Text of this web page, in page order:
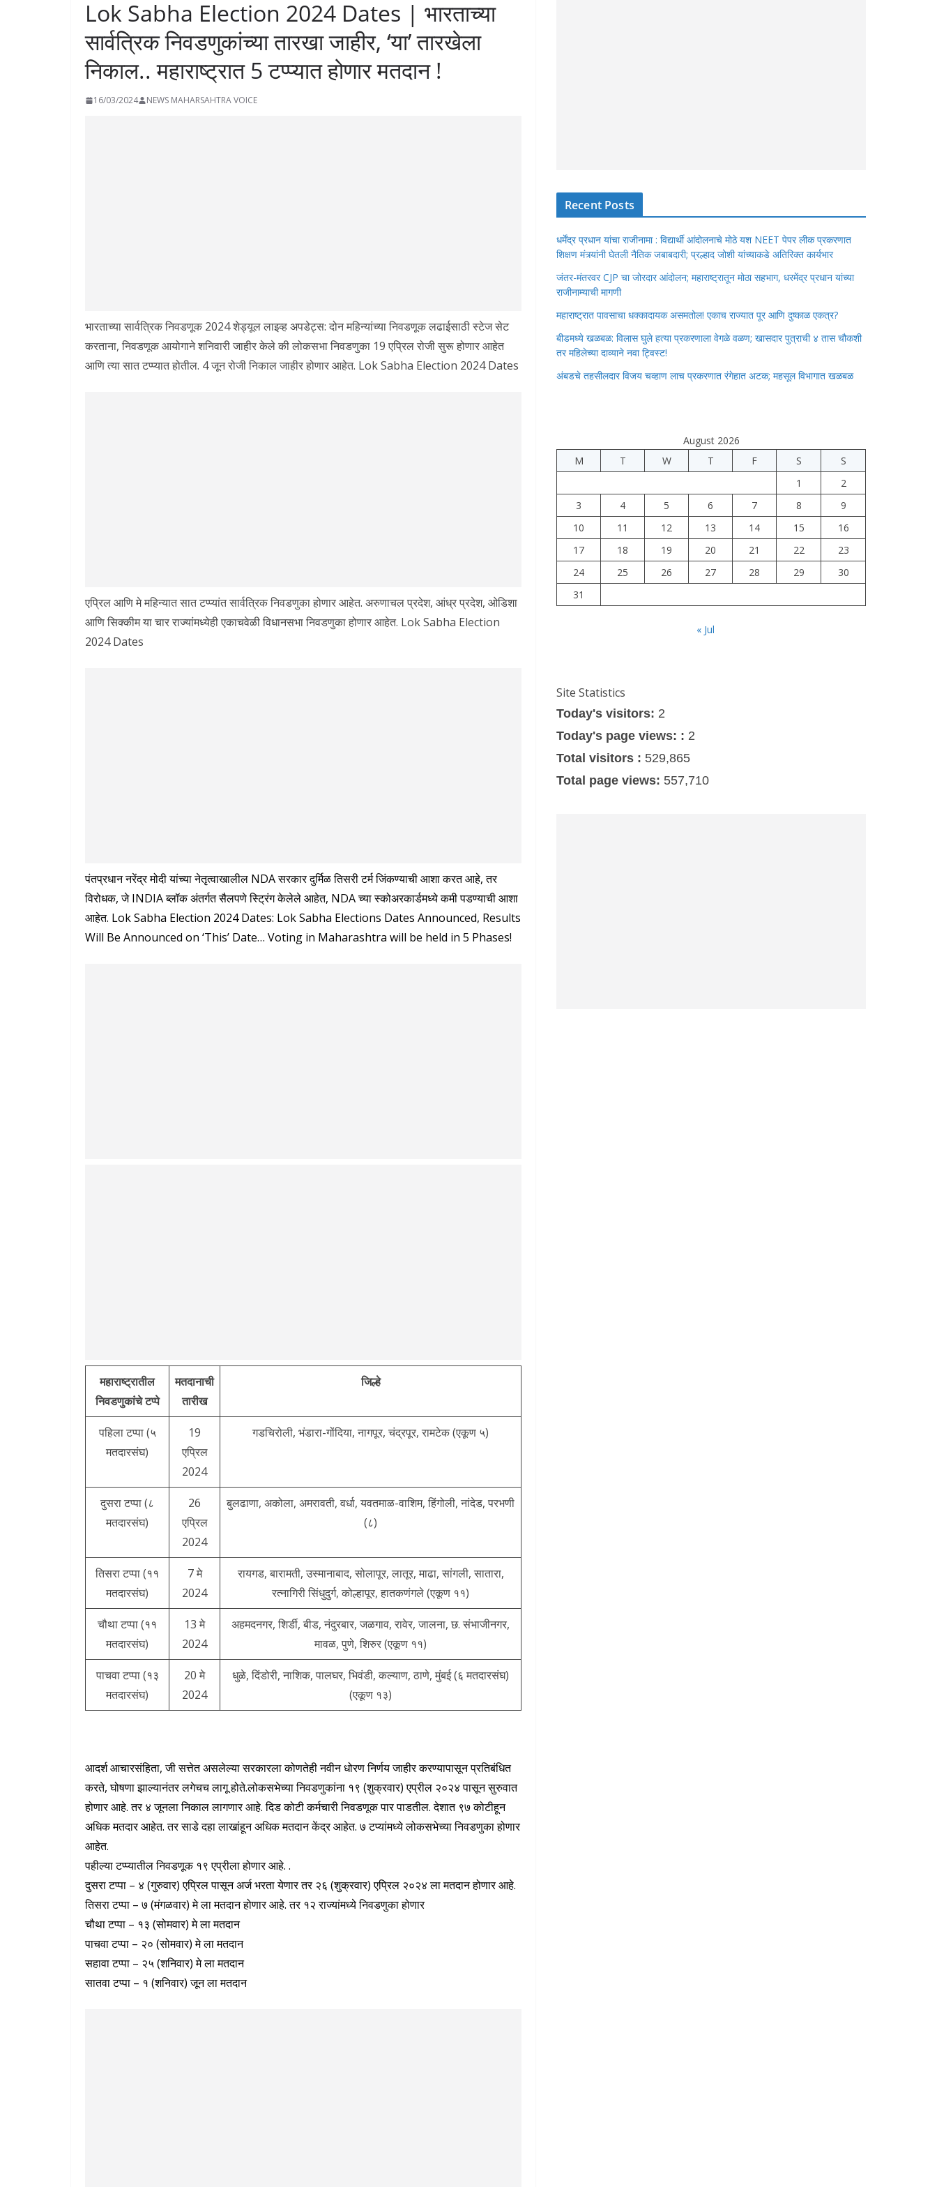
Lok Sabha Election 2024 Dates | भारताच्या
सार्वत्रिक निवडणुकांच्या तारखा जाहीर, ‘या’ तारखेला
निकाल.. महाराष्ट्रात 5 टप्प्यात होणार मतदान !
16/03/2024 NEWS MAHARSAHTRA VOICE
भारताच्या सार्वत्रिक निवडणूक 2024 शेड्यूल लाइव्ह अपडेट्स: दोन महिन्यांच्या निवडणूक लढाईसाठी स्टेज सेट
करताना, निवडणूक आयोगाने शनिवारी जाहीर केले की लोकसभा निवडणुका 19 एप्रिल रोजी सुरू होणार आहेत
आणि त्या सात टप्प्यात होतील. 4 जून रोजी निकाल जाहीर होणार आहेत. Lok Sabha Election 2024 Dates
एप्रिल आणि मे महिन्यात सात टप्प्यांत सार्वत्रिक निवडणुका होणार आहेत. अरुणाचल प्रदेश, आंध्र प्रदेश, ओडिशा
आणि सिक्कीम या चार राज्यांमध्येही एकाचवेळी विधानसभा निवडणुका होणार आहेत. Lok Sabha Election
2024 Dates
पंतप्रधान नरेंद्र मोदी यांच्या नेतृत्वाखालील NDA सरकार दुर्मिळ तिसरी टर्म जिंकण्याची आशा करत आहे, तर
विरोधक, जे INDIA ब्लॉक अंतर्गत सैलपणे स्ट्रिंग केलेले आहेत, NDA च्या स्कोअरकार्डमध्ये कमी पडण्याची आशा
आहेत. Lok Sabha Election 2024 Dates: Lok Sabha Elections Dates Announced, Results
Will Be Announced on ‘This’ Date… Voting in Maharashtra will be held in 5 Phases!
महाराष्ट्रातील
निवडणुकांचे टप्पे
मतदानाची
तारीख
जिल्हे
पहिला टप्पा (५
मतदारसंघ)
19
एप्रिल
2024
गडचिरोली, भंडारा-गोंदिया, नागपूर, चंद्रपूर, रामटेक (एकूण ५)
दुसरा टप्पा (८
मतदारसंघ)
26
एप्रिल
2024
बुलढाणा, अकोला, अमरावती, वर्धा, यवतमाळ-वाशिम, हिंगोली, नांदेड, परभणी
(८)
तिसरा टप्पा (११
मतदारसंघ)
7 मे
2024
रायगड, बारामती, उस्मानाबाद, सोलापूर, लातूर, माढा, सांगली, सातारा,
रत्नागिरी सिंधुदुर्ग, कोल्हापूर, हातकणंगले (एकूण ११)
चौथा टप्पा (११
मतदारसंघ)
13 मे
2024
अहमदनगर, शिर्डी, बीड, नंदुरबार, जळगाव, रावेर, जालना, छ. संभाजीनगर,
मावळ, पुणे, शिरुर (एकूण ११)
पाचवा टप्पा (१३
मतदारसंघ)
20 मे
2024
धुळे, दिंडोरी, नाशिक, पालघर, भिवंडी, कल्याण, ठाणे, मुंबई (६ मतदारसंघ)
(एकूण १३)
आदर्श आचारसंहिता, जी सत्तेत असलेल्या सरकारला कोणतेही नवीन धोरण निर्णय जाहीर करण्यापासून प्रतिबंधित
करते, घोषणा झाल्यानंतर लगेचच लागू होते.लोकसभेच्या निवडणुकांना १९ (शुक्रवार) एप्रील २०२४ पासून सुरुवात
होणार आहे. तर ४ जूनला निकाल लागणार आहे. दिड कोटी कर्मचारी निवडणूक पार पाडतील. देशात ९७ कोटीहून
अधिक मतदार आहेत. तर साडे दहा लाखांहून अधिक मतदान केंद्र आहेत. ७ टप्यांमध्ये लोकसभेच्या निवडणुका होणार
आहेत.
पहील्या टप्प्यातील निवडणूक १९ एप्रीला होणार आहे. .
दुसरा टप्पा – ४ (गुरुवार) एप्रिल पासून अर्ज भरता येणार तर २६ (शुक्रवार) एप्रिल २०२४ ला मतदान होणार आहे.
तिसरा टप्पा – ७ (मंगळवार) मे ला मतदान होणार आहे. तर १२ राज्यांमध्ये निवडणुका होणार
चौथा टप्पा – १३ (सोमवार) मे ला मतदान
पाचवा टप्पा – २० (सोमवार) मे ला मतदान
सहावा टप्पा – २५ (शनिवार) मे ला मतदान
सातवा टप्पा – १ (शनिवार) जून ला मतदान
Recent Posts
धर्मेंद्र प्रधान यांचा राजीनामा : विद्यार्थी आंदोलनाचे मोठे यश NEET पेपर लीक प्रकरणात
शिक्षण मंत्र्यांनी घेतली नैतिक जबाबदारी; प्रल्हाद जोशी यांच्याकडे अतिरिक्त कार्यभार
जंतर-मंतरवर CJP चा जोरदार आंदोलन; महाराष्ट्रातून मोठा सहभाग, धरमेंद्र प्रधान यांच्या
राजीनाम्याची मागणी
महाराष्ट्रात पावसाचा धक्कादायक असमतोल! एकाच राज्यात पूर आणि दुष्काळ एकत्र?
बीडमध्ये खळबळ: विलास घुले हत्या प्रकरणाला वेगळे वळण; खासदार पुत्राची ४ तास चौकशी
तर महिलेच्या दाव्याने नवा ट्विस्ट!
अंबडचे तहसीलदार विजय चव्हाण लाच प्रकरणात रंगेहात अटक; महसूल विभागात खळबळ
August 2026
M
T W T F S
S
1
2
3
4 5 6 7 8
9
10
11 12 13 14 15
16
17
18 19 20 21 22
23
24
25 26 27 28 29
30
31
« Jul
Site Statistics
Today's visitors: 2
Today's page views: : 2
Total visitors : 529,865
Total page views: 557,710